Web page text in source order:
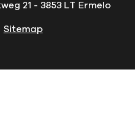
21 - 3853 LT Ermelo
Sitemap